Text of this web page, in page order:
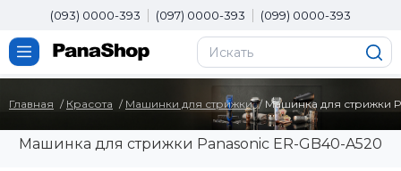
(093) 0000-393 (097) 0000-393 (099) 0000-393
Главная Красота Машинки для стрижки Машинка для стрижки
Машинка для стрижки Panasonic ER-GB40-A520